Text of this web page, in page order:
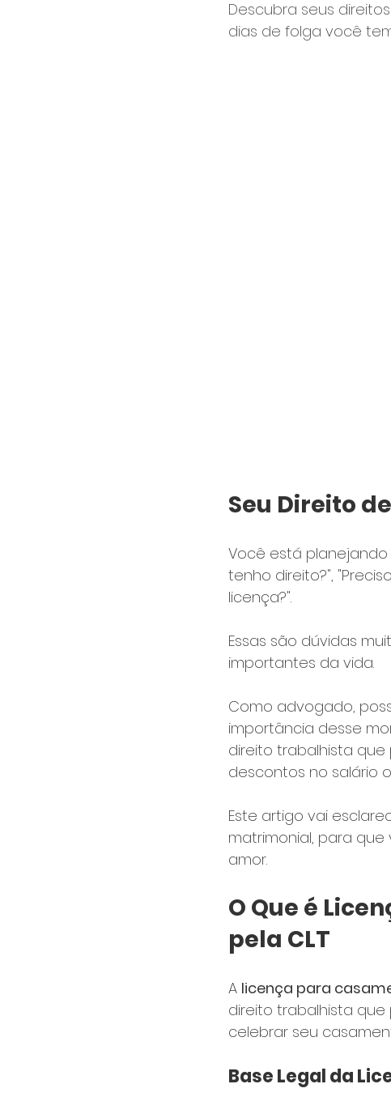
Descubra seus
dias de folga você
Seu Direito
Você está
tenho direito?",
licença?".
Essas são dúvidas
importantes da vida.
Como advogado,
importância desse
direito trabalhista
descontos no salário
Este artigo vai
matrimonial, para
amor.
O Que é
pela CLT
A licença para
direito trabalhista
celebrar seu
Base Legal da